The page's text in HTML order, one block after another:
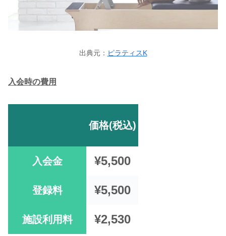
出典元： ピラティスK
入会時の費用
価格(税込)
入会金 ¥5,500
登録料 ¥5,500
施設利用料 ¥2,530